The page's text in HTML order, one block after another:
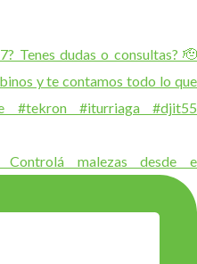
malezas desde e